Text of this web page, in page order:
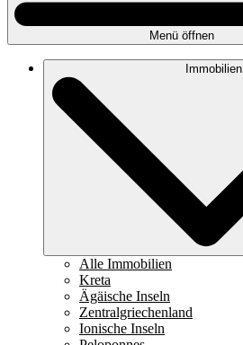
Menü öffnen
Immobilien
Alle Immobilien
Kreta
Ägäische Inseln
Zentralgriechenland
Ionische Inseln